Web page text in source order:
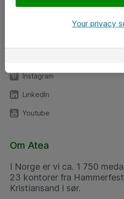
Instagram
LinkedIn
Youtube
Om Atea
I Norge er vi ca. 1 750
23 kontorer fra
Kristiansand i sør.
Your privacy